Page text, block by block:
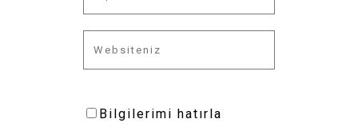
Bilgilerimi hatırla